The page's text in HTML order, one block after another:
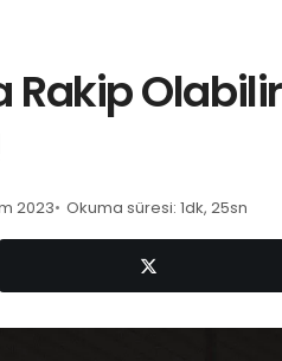
Rakip
2023 Okuma süresi: 1dk, 25sn